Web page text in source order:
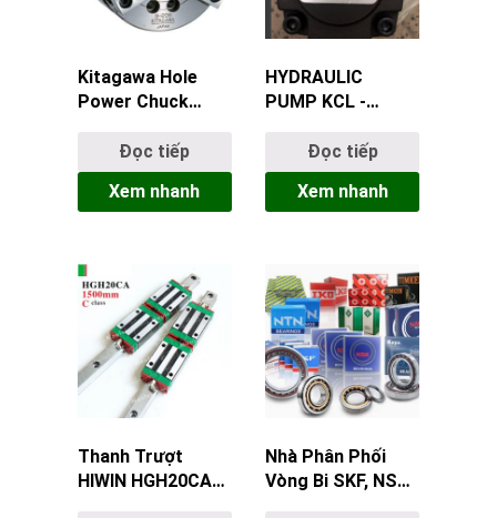
Kitagawa Hole
Power Chuck
Thủy Lực Chính
Xác Cao, Hiệu
Suất Ưu Việt
Đọc tiếp
Xem nhanh
HYDRAULIC
PUMP KCL -
A4A4-1Đọc tiếp
Xem nhanh
Thanh Trượt
HIWIN HGH20CA
Nhà Phân Phối
Vòng Bi SKF, NSK,